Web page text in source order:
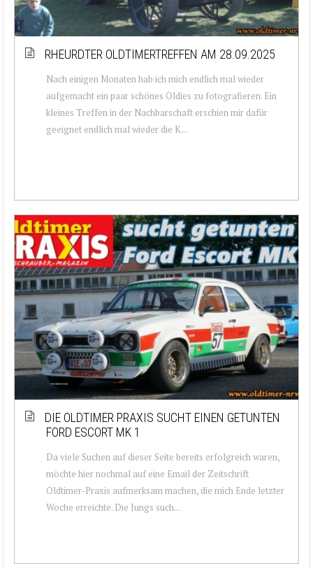
RHEURDTER OLDTIMERTREFFEN AM 28.09.2025
Nach einigen Monaten hab ich mich endlich mal wieder
aufgemacht ein paar schönes Oldies zu fotografieren. Ein
kleines Treffen in der Nachbarschaft erschien mir dafür
geeignet endlich mal wieder die K...
DIE OLDTIMER PRAXIS SUCHT EINEN GETUNTEN
FORD ESCORT MK 1
Da viele Suchen auf dieser Seite bereits erfolgreich waren,
möchte hier nochmal auf eine Email der Zeitschrift
Oldtimer-Praxis aufmerksam machen, die mich Ende letzter
Woche erreichte. Die Jungs such...